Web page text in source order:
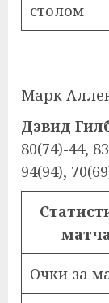
столом
Марк
Дэвид
80(74)-44,
94(94),
Очки за